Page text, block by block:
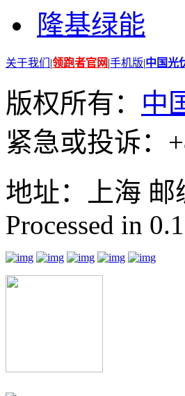
隆基绿能
关于我们 |领跑者官网|手机版|中国光
版权所有： 中
紧急或投诉：
地址：上海 邮
Processed in